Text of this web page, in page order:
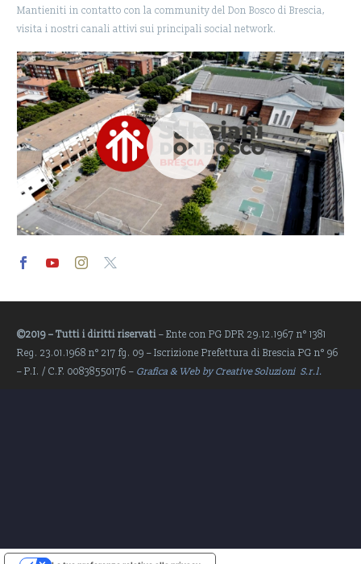
Mantieniti in contatto con la community del Don Bosco di Brescia,
visita i nostri canali attivi sui principali social network.
Player
©2019 – Tutti i diritti riservati – Ente con PG DPR 29.12.1967 n° 1381
Reg. 23.01.1968 n° 217 fg. 09 – Iscrizione Prefettura di Brescia PG n° 96
– P.I. / C.F. 00838550176 – Grafica & Web by Creative Soluzioni S.r.l.